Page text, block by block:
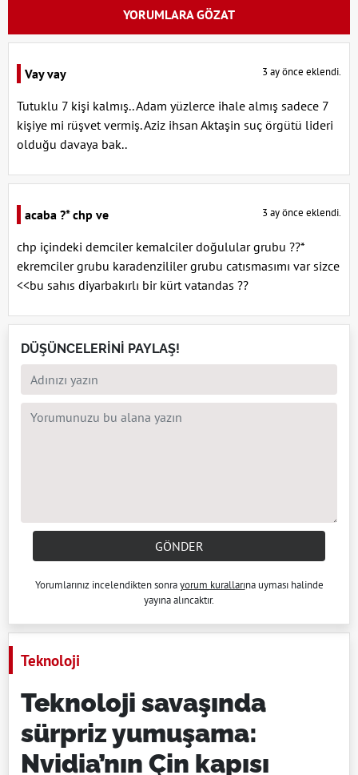
YORUMLARA GÖZAT
Vay vay 3 ay önce eklendi.
Tutuklu 7 kişi kalmış.. Adam yüzlerce ihale almış sadece 7
kişiye mi rüşvet vermiş. Aziz ihsan Aktaşin suç örgütü lideri
olduğu davaya bak..
acaba ?* chp ve 3 ay önce eklendi.
chp içindeki demciler kemalciler doğulular grubu ??*
ekremciler grubu karadenzililer grubu catısmasımı var sizce
<<bu sahıs diyarbakırlı bir kürt vatandas ??
DÜŞÜNCELERİNİ PAYLAŞ!
GÖNDER
Yorumlarınız incelendikten sonrayorum kurallarına uyması halinde
yayına alıncaktır.
Teknoloji
Teknoloji savaşında
sürpriz yumuşama:
Nvidia’nın Çin kapısı